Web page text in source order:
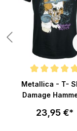
Durchschnittliche
Metallica - T-
Damage
23,95 €*